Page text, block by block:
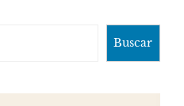
Buscar